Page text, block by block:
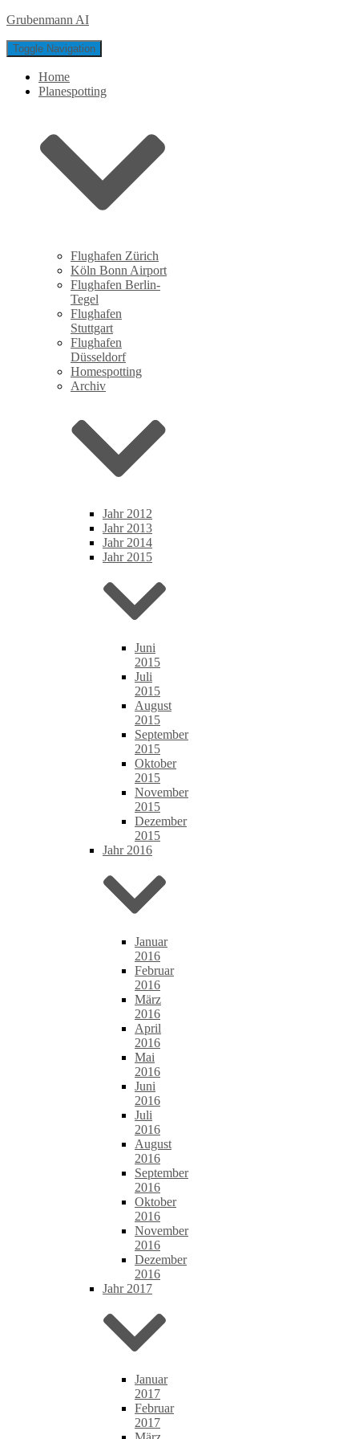
Grubenmann AI
Toggle Navigation
Home
Planespotting
Flughafen Zürich
Köln Bonn Airport
Flughafen Berlin-
Tegel
Flughafen
Stuttgart
Flughafen
Düsseldorf
Homespotting
Archiv
Jahr 2012
Jahr 2013
Jahr 2014
Jahr 2015
Juni
2015
Juli
2015
August
2015
September
2015
Oktober
2015
November
2015
Dezember
2015
Jahr 2016
Januar
2016
Februar
2016
März
2016
April
2016
Mai
2016
Juni
2016
Juli
2016
August
2016
September
2016
Oktober
2016
November
2016
Dezember
2016
Jahr 2017
Januar
2017
Februar
2017